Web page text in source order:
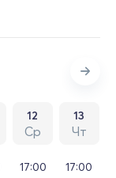
12
Ср
13
Чт
17:00 17:00